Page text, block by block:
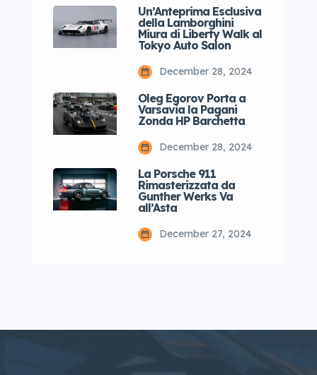
Un’Anteprima Esclusiva
della Lamborghini
Miura di Liberty Walk al
Tokyo Auto Salon
December 28, 2024
Oleg Egorov Porta a
Varsavia la Pagani
Zonda HP Barchetta
December 28, 2024
La Porsche 911
Rimasterizzata da
Gunther Werks Va
all’Asta
December 27, 2024